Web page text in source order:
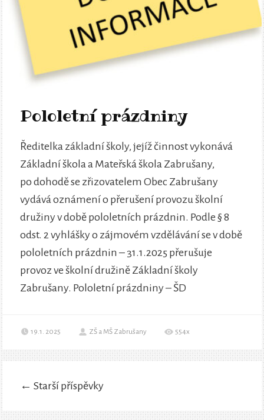
Pololetní prázdniny
Ředitelka základní školy, jejíž činnost vykonává
Základní škola a Mateřská škola Zabrušany,
po dohodě se zřizovatelem Obec Zabrušany
vydává oznámení o přerušení provozu školní
družiny v době pololetních prázdnin. Podle § 8
odst. 2 vyhlášky o zájmovém vzdělávání se v době
pololetních prázdnin – 31.1.2025 přerušuje
provoz ve školní družině Základní školy
Zabrušany. Pololetní prázdniny – ŠD
19.1. 2025 ZŠ a MŠ Zabrušany 554x
← Starší příspěvky